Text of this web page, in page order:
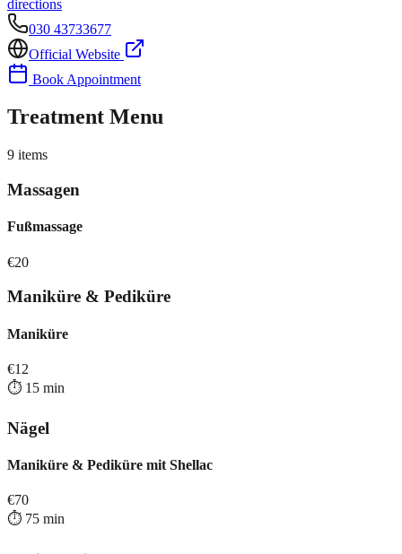
directions
030 43733677
Official Website
Book Appointment
Treatment Menu
9 items
Massagen
Fußmassage
€20
Maniküre & Pediküre
Maniküre
€12
⏱️ 15 min
Nägel
Maniküre & Pediküre mit Shellac
€70
⏱️ 75 min